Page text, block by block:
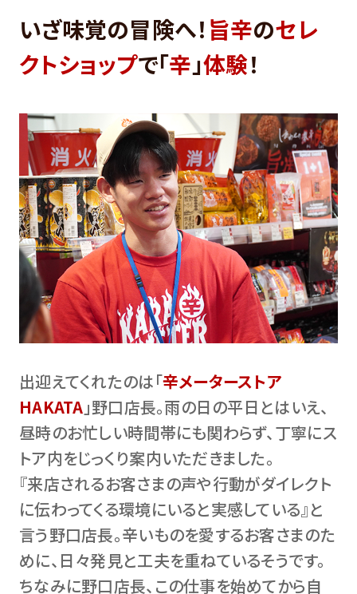
いざ味覚の冒険へ！ 旨辛のセレ
クトショップで「辛 」体験！
出迎えてくれたのは「辛メーターストア
HAKATA 」野口店長。雨の日の平日とはいえ、
昼時のお忙しい時間帯にも関わらず、丁寧にス
トア内をじっくり案内いただきました。
『来店されるお客さまの声や行動がダイレクト
に伝わってくる環境にいると実感している』と
言う野口店長。辛いものを愛するお客さまのた
めに、日々発見と工夫を重ねているそうです。
ちなみに野口店長、この仕事を始めてから自